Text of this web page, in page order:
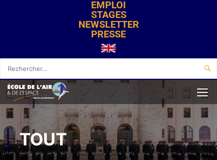
EMPLOI
STAGES
NEWSLETTER
PRESSE
TOUT